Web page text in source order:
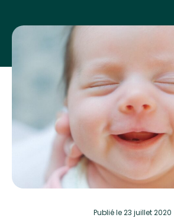
Publiéle 23 juillet 2020